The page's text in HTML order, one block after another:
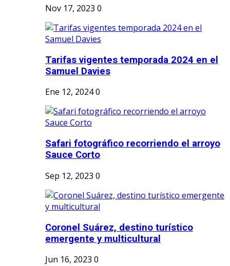
Nov 17, 2023 0
Tarifas vigentes temporada 2024 en el
Samuel Davies
Ene 12, 20240
Safari fotográfico recorriendo el arroyo
Sauce Corto
Sep 12, 2023 0
Coronel Suárez, destino turístico
emergente y multicultural
Jun 16, 2023 0